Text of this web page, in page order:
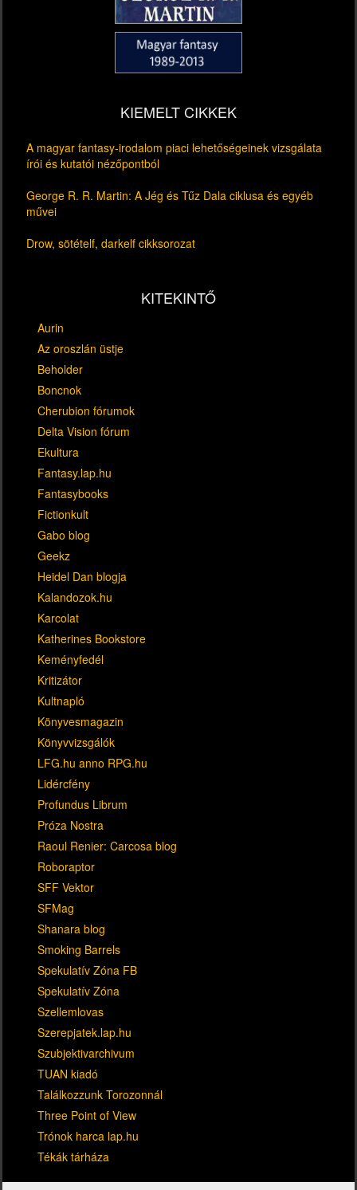
KIEMELT CIKKEK
A magyar fantasy-irodalom piaci lehetőségeinek vizsgálata
írói és kutatói nézőpontból
George R. R. Martin: A Jég és Tűz Dala ciklusa és egyéb
művei
Drow, sötételf, darkelf cikksorozat
KITEKINTŐ
Aurin
Az oroszlán üstje
Beholder
Boncnok
Cherubion fórumok
Delta Vision fórum
Ekultura
Fantasy.lap.hu
Fantasybooks
Fictionkult
Gabo blog
Geekz
Heidel Dan blogja
Kalandozok.hu
Karcolat
Katherines Bookstore
Keményfedél
Kritizátor
Kultnapló
Könyvesmagazin
Könyvvizsgálók
LFG.hu anno RPG.hu
Lidércfény
Profundus Librum
Próza Nostra
Raoul Renier: Carcosa blog
Roboraptor
SFF Vektor
SFMag
Shanara blog
Smoking Barrels
Spekulatív Zóna FB
Spekulatív Zóna
Szellemlovas
Szerepjatek.lap.hu
Szubjektivarchivum
TUAN kiadó
Találkozzunk Torozonnál
Three Point of View
Trónok harca lap.hu
Tékák tárháza